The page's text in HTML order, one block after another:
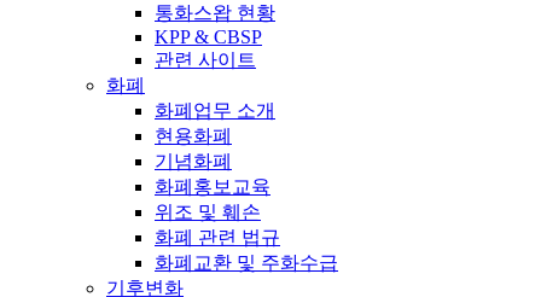
통화스왑 현황
KPP & CBSP
관련 사이트
화폐
화폐업무 소개
현용화폐
기념화폐
화폐홍보교육
위조 및 훼손
화폐 관련 법규
화폐교환 및 주화수급
기후변화